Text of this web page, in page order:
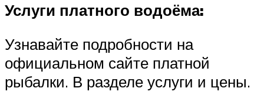
Услуги платного водоёма:
Узнавайте подробности на
официальном сайте платной
рыбалки. В разделе услуги и цены.